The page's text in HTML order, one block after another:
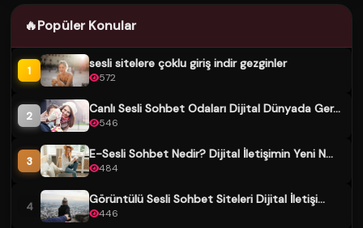
🔥Popüler Konular
1 sesli sitelere çoklu giriş indir gezginler
572
2 Canlı Sesli Sohbet Odaları Dijital Dünyada Ger...
546
3 E-Sesli Sohbet Nedir? Dijital İletişimin Yeni N...
484
4 Görüntülü Sesli Sohbet Siteleri Dijital İletişi...
446